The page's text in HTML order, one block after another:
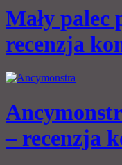
Mały palec
recenzja
– recenzja